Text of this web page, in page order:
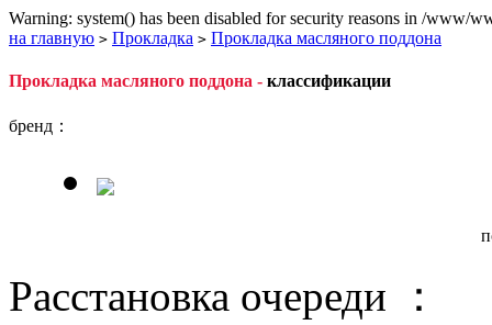
Warning: system() has been disabled for security reasons in /www/
на главную > Прокладка > Прокладка масляного поддона
Прокладка масляного поддона - классификации
бренд：
Расстановка очереди ：